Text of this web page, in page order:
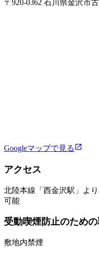
〒920-0362 石川県金沢市古
Googleマップで見る
アクセス
北陸本線「西金沢駅」よ
可能
受動喫煙防止のため
敷地内禁煙